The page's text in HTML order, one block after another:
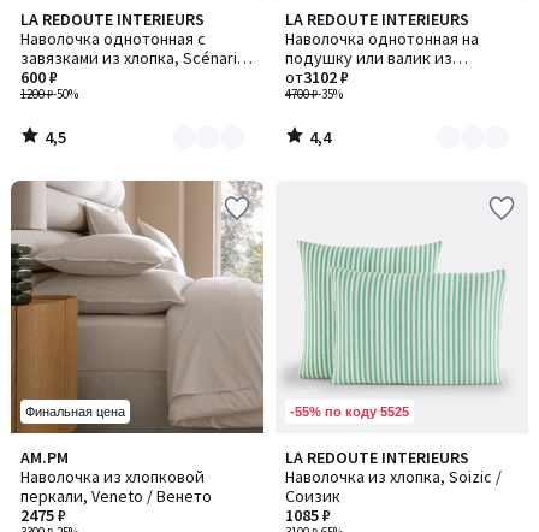
LA REDOUTE INTERIEURS
Наволочка однотонная с
завязками из хлопка, Scénario
/ Сценарио
1200 ₽-50%
600 ₽
4,5
/ 5
Количество
цветов:
2
4,5
/
LA REDOUTE INTERIEURS
Наволочка однотонная на
подушку или валик из
стираного льна
4700 ₽-35%
от3102 ₽
4,4
/ 5
Количество
цветов:
10
4,4
/
Финальная цена
AM.PM
Наволочка из хлопковой
перкали, Veneto / Венето
2475 ₽
5
/
5
-55% по коду 5525
LA REDOUTE INTERIEURS
Наволочка из хлопка, Soizic /
Соизик
1085 ₽
3,8
/ 5